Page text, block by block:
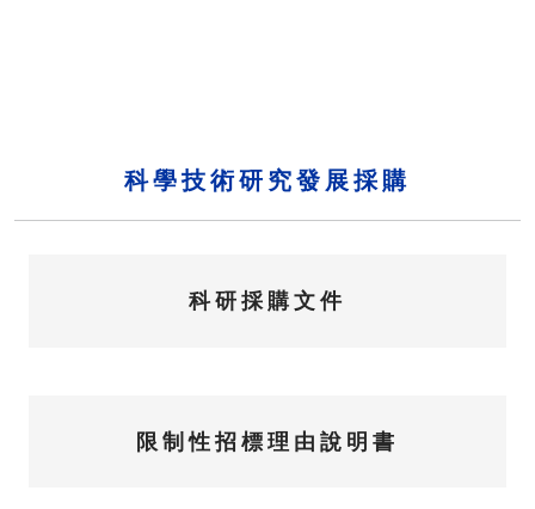
科學技術研究發展採購
科研採購文件
限制性招標理由說明書